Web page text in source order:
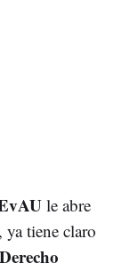
le abre
ya tiene claro